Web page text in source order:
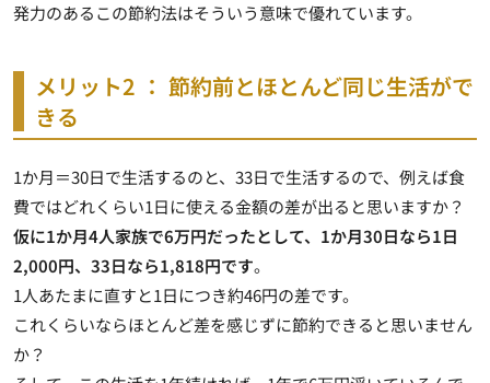
発力のあるこの節約法はそういう意味で優れています。
メリット2 ： 節約前とほとんど同じ生活がで
きる
1か月＝30日で生活するのと、33日で生活するので、例えば食
費ではどれくらい1日に使える金額の差が出ると思いますか？
仮に1か月4人家族で6万円だったとして、1か月30日なら1日
2,000円、33日なら1,818円です。
1人あたまに直すと1日につき約46円の差です。
これくらいならほとんど差を感じずに節約できると思いません
か？